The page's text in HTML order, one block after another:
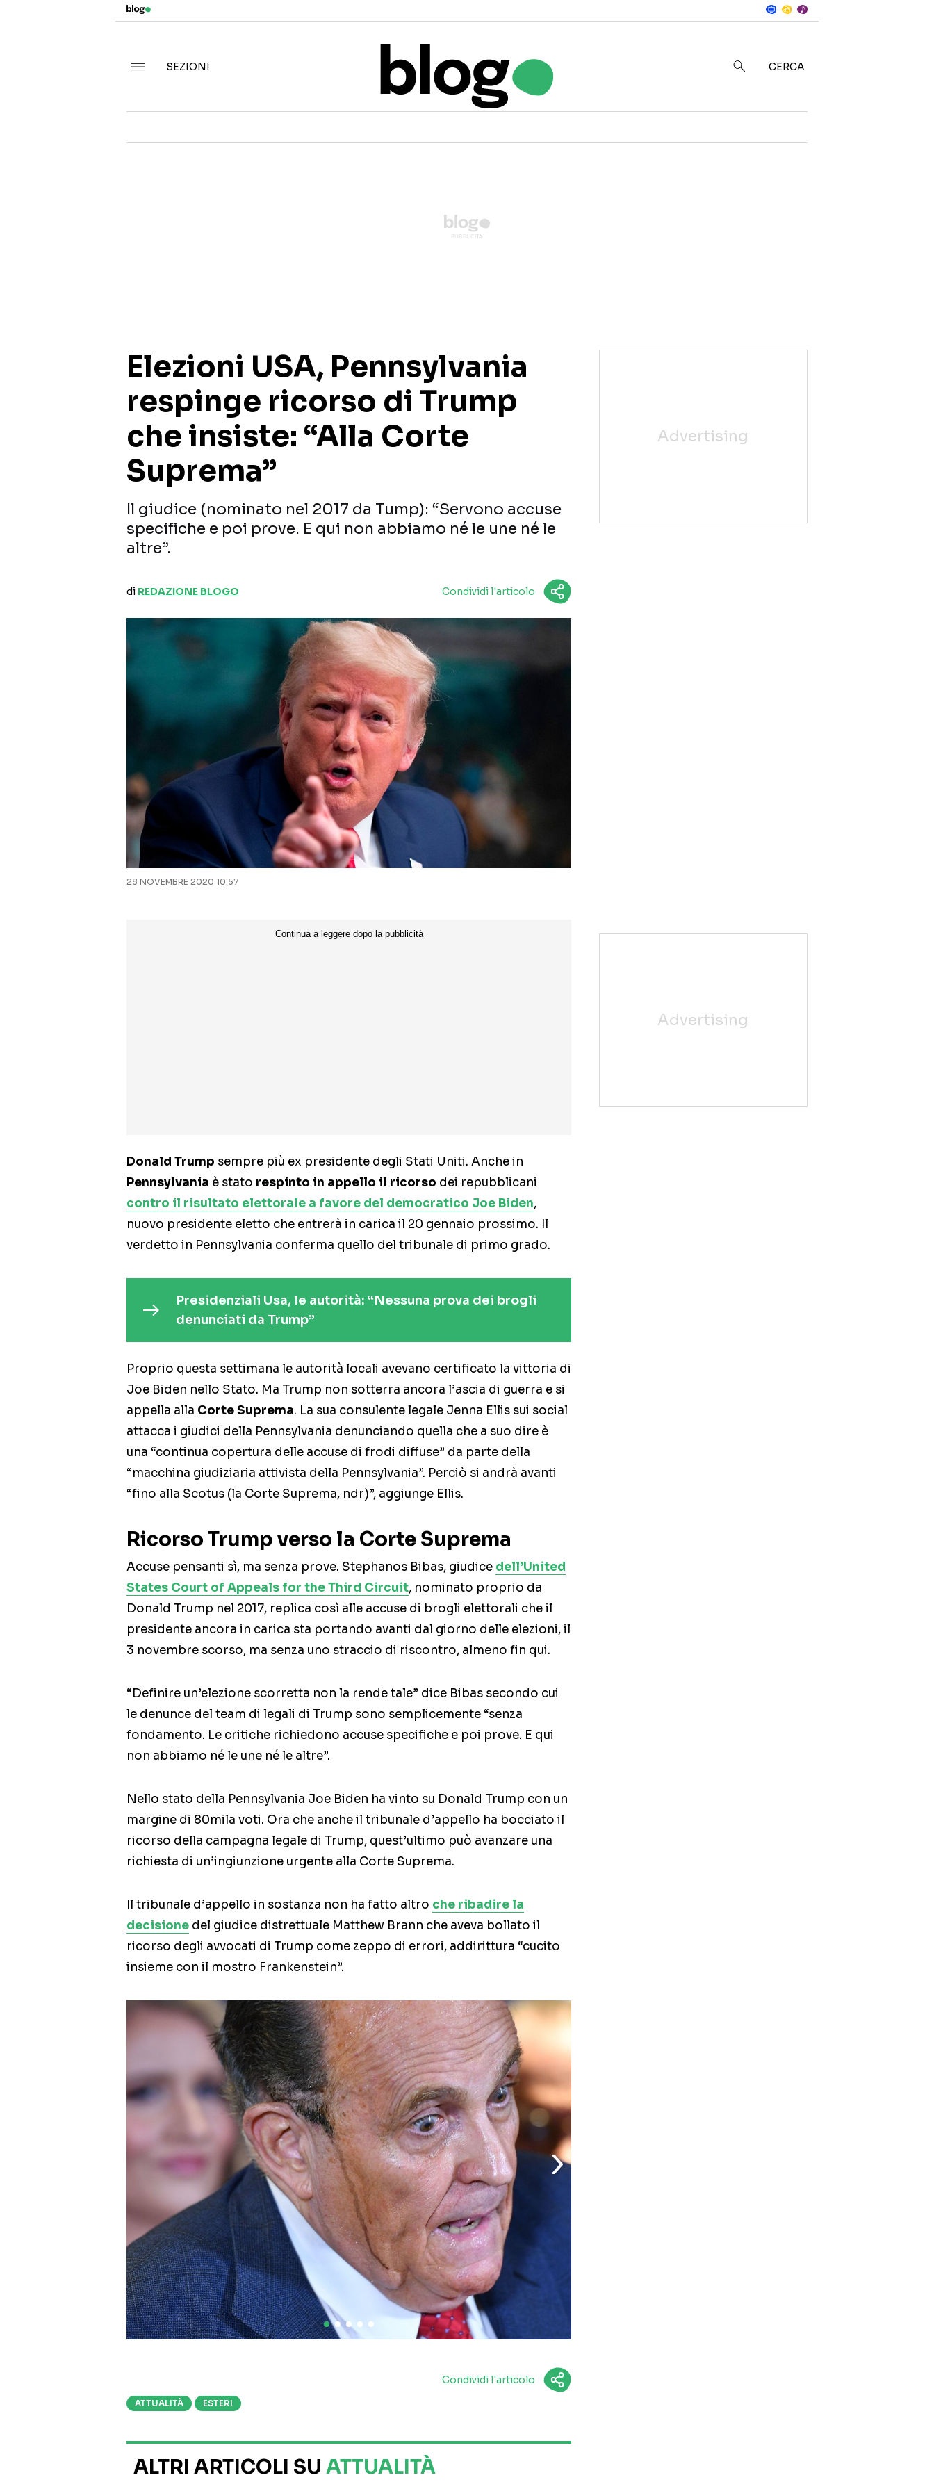
SEZIONI
CERCA
Elezioni USA, Pennsylvania
respinge ricorso di Trump
che insiste: “Alla Corte
Suprema”
Il giudice (nominato nel 2017 da Tump): “Servono accuse
specifiche e poi prove. E qui non abbiamo né le une né le
altre”.
di REDAZIONE BLOGO Condividi l'articolo
28 NOVEMBRE 2020 10:57
Donald Trump sempre più ex presidente degli Stati Uniti. Anche in
Pennsylvania è stato respinto in appello il ricorso dei repubblicani
contro il risultato elettorale a favore del democratico Joe Biden,
nuovo presidente eletto che entrerà in carica il 20 gennaio prossimo. Il
verdetto in Pennsylvania conferma quello del tribunale di primo grado.
Presidenziali Usa, le autorità: “Nessuna prova dei brogli
denunciati da Trump”
Proprio questa settimana le autorità locali avevano certificato la vittoria di
Joe Biden nello Stato. Ma Trump non sotterra ancora l’ascia di guerra e si
appella alla Corte Suprema. La sua consulente legale Jenna Ellis sui social
attacca i giudici della Pennsylvania denunciando quella che a suo dire è
una “continua copertura delle accuse di frodi diffuse” da parte della
“macchina giudiziaria attivista della Pennsylvania”. Perciò si andrà avanti
“fino alla Scotus (la Corte Suprema, ndr)”, aggiunge Ellis.
Ricorso Trump verso la Corte Suprema
Accuse pensanti sì, ma senza prove. Stephanos Bibas, giudice dell’United
States Court of Appeals for the Third Circuit, nominato proprio da
Donald Trump nel 2017, replica così alle accuse di brogli elettorali che il
presidente ancora in carica sta portando avanti dal giorno delle elezioni, il
3 novembre scorso, ma senza uno straccio di riscontro, almeno fin qui.
“Definire un’elezione scorretta non la rende tale” dice Bibas secondo cui
le denunce del team di legali di Trump sono semplicemente “senza
fondamento. Le critiche richiedono accuse specifiche e poi prove. E qui
non abbiamo né le une né le altre”.
Nello stato della Pennsylvania Joe Biden ha vinto su Donald Trump con un
margine di 80mila voti. Ora che anche il tribunale d’appello ha bocciato il
ricorso della campagna legale di Trump, quest’ultimo può avanzare una
richiesta di un’ingiunzione urgente alla Corte Suprema.
Il tribunale d’appello in sostanza non ha fatto altro che ribadire la
decisione del giudice distrettuale Matthew Brann che aveva bollato il
ricorso degli avvocati di Trump come zeppo di errori, addirittura “cucito
insieme con il mostro Frankenstein”.
Condividi l'articolo
ATTUALITÀ ESTERI
ALTRI ARTICOLI SU ATTUALITÀ